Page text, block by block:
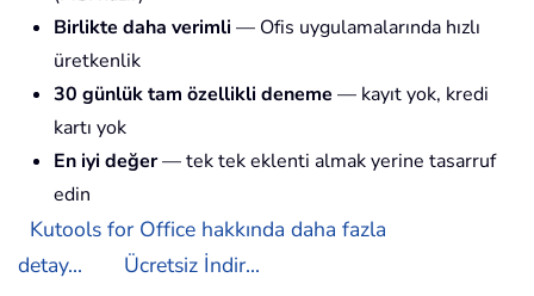
Birlikte daha verimli — Ofis uygulamalarında hızlı
üretkenlik
30 günlük tam özellikli deneme — kayıt yok, kredi
kartı yok
En iyi değer— tek tek eklenti almak yerine tasarruf
edin
Kutools for Office hakkında daha fazla
detay...
Ücretsiz İndir...